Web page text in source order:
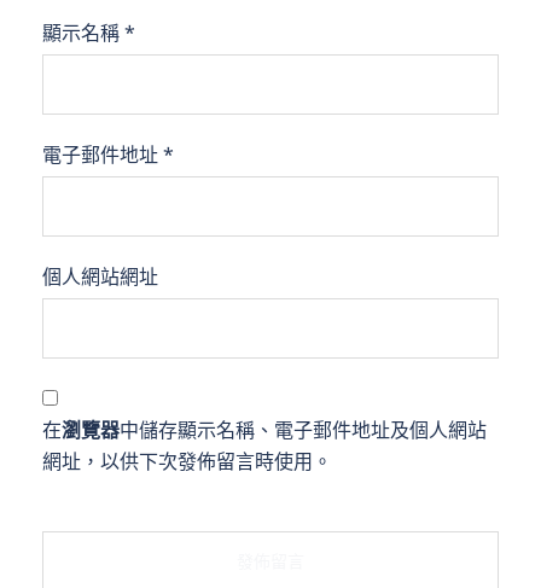
顯示名稱*
電子郵件地址*
個人網站網址
在瀏覽器中儲存顯示名稱、電子郵件地址及個人網站
網址，以供下次發佈留言時使用。